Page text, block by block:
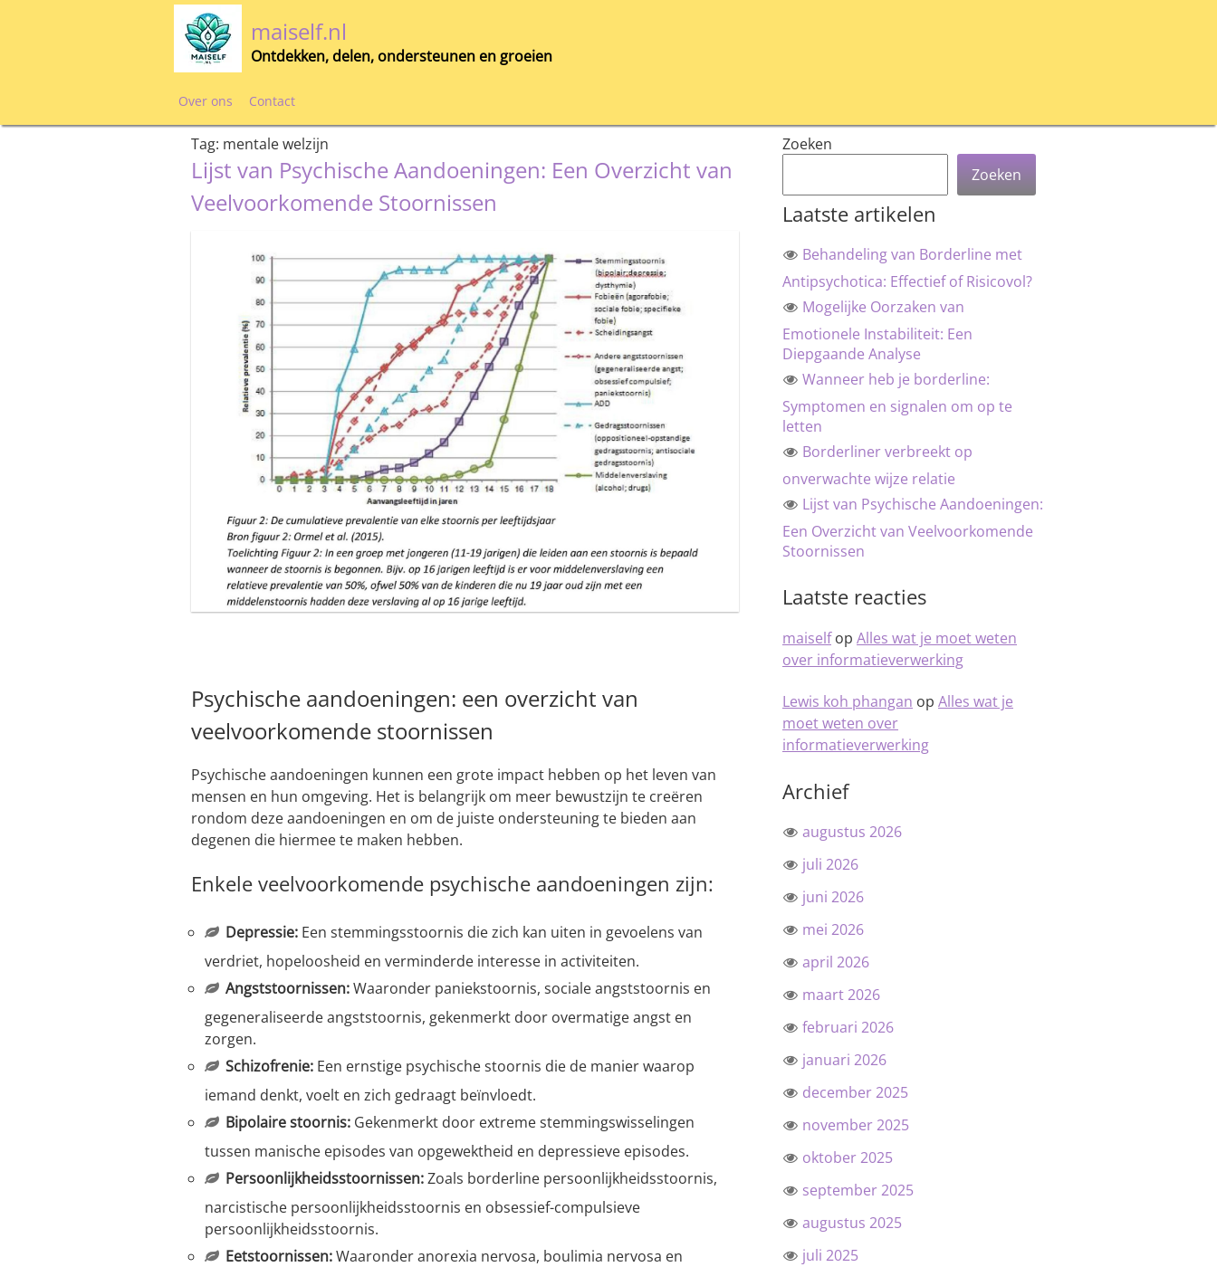
maiself.nl
Ontdekken, delen, ondersteunen en groeien
Over ons Contact
Tag: mentale welzijn
Lijst van Psychische Aandoeningen: Een Overzicht van
Veelvoorkomende Stoornissen
Psychische aandoeningen: een overzicht van
veelvoorkomende stoornissen
Psychische aandoeningen kunnen een grote impact hebben op het leven van
mensen en hun omgeving. Het is belangrijk om meer bewustzijn te creëren
rondom deze aandoeningen en om de juiste ondersteuning te bieden aan
degenen die hiermee te maken hebben.
Enkele veelvoorkomende psychische aandoeningen zijn:
Depressie: Een stemmingsstoornis die zich kan uiten in gevoelens van
verdriet, hopeloosheid en verminderde interesse in activiteiten.
Angststoornissen:Waaronder paniekstoornis, sociale angststoornis en
gegeneraliseerde angststoornis, gekenmerkt door overmatige angst en
zorgen.
Schizofrenie: Een ernstige psychische stoornis die de manier waarop
iemand denkt, voelt en zich gedraagt beïnvloedt.
Bipolaire stoornis: Gekenmerkt door extreme stemmingswisselingen
tussen manische episodes van opgewektheid en depressieve episodes.
Persoonlijkheidsstoornissen:Zoals borderline persoonlijkheidsstoornis,
narcistische persoonlijkheidsstoornis en obsessief-compulsieve
persoonlijkheidsstoornis.
Eetstoornissen:Waaronder anorexia nervosa, boulimia nervosa en
Zoeken
Zoeken
Laatste artikelen
Behandeling van Borderline met
Antipsychotica: Effectief of Risicovol?
Mogelijke Oorzaken van
Emotionele Instabiliteit: Een
Diepgaande Analyse
Wanneer heb je borderline:
Symptomen en signalen om op te
letten
Borderliner verbreekt op
onverwachte wijze relatie
Lijst van Psychische Aandoeningen:
Een Overzicht van Veelvoorkomende
Stoornissen
Laatste reacties
maiselfop Alles wat je moet weten
over informatieverwerking
Lewis koh phangan op Alles wat je
moet weten over
informatieverwerking
Archief
augustus 2026
juli 2026
juni 2026
mei 2026
april 2026
maart 2026
februari 2026
januari 2026
december 2025
november 2025
oktober 2025
september 2025
augustus 2025
juli 2025